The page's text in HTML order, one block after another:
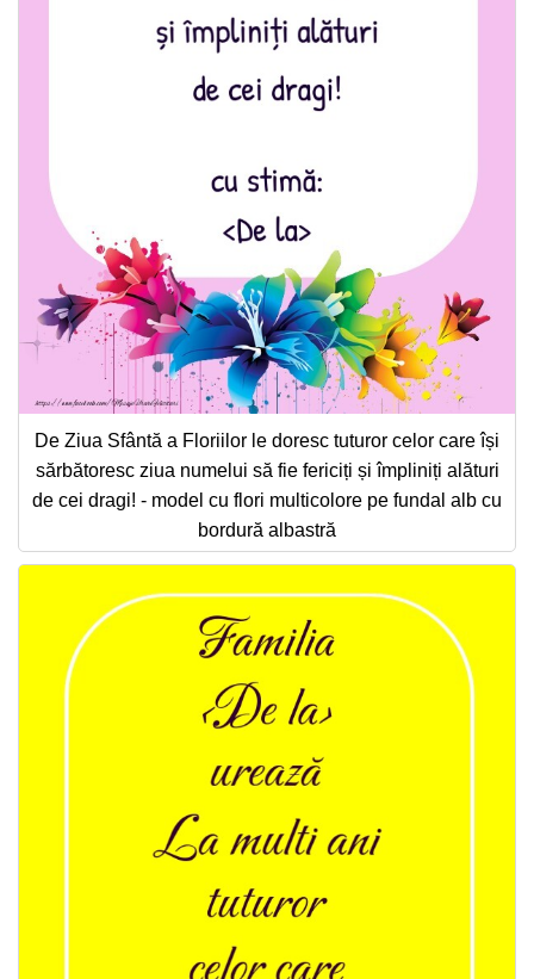
De Ziua Sfântă a Floriilor le doresc tuturor celor care își
sărbătoresc ziua numelui să fie fericiți și împliniți alături
de cei dragi! - model cu flori multicolore pe fundal alb cu
bordură albastră